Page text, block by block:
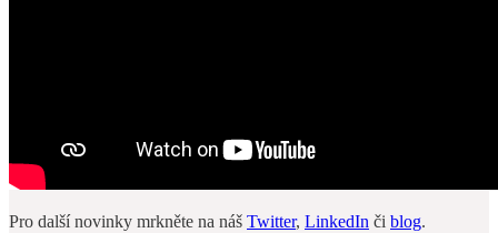
Pro další novinky mrkněte na náš Twitter, LinkedIn či blog.